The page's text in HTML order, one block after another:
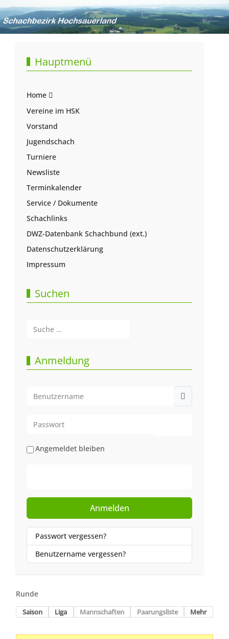
Hauptmenü
Home
Vereine im HSK
Vorstand
Jugendschach
Turniere
Newsliste
Terminkalender
Service / Dokumente
Schachlinks
DWZ-Datenbank Schachbund (ext.)
Datenschutzerklärung
Impressum
Suchen
Anmeldung
Angemeldet bleiben
Anmelden
Passwort vergessen?
Benutzername vergessen?
Runde
Saison Liga Mannschaften Paarungsliste Mehr